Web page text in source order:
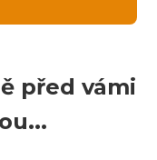
před vámi